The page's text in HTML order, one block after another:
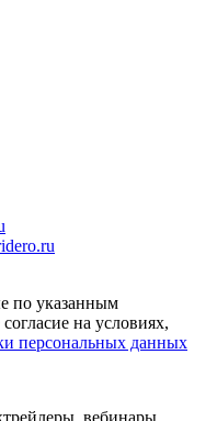
по указанным
на условиях,
персональных данных
вебинары